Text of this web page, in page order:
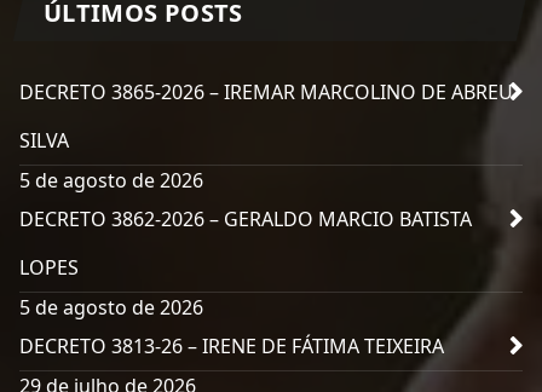
ÚLTIMOS POSTS
DECRETO 3865-2026 – IREMAR MARCOLINO DE ABREU
SILVA
5 de agosto de 2026
DECRETO 3862-2026 – GERALDO MARCIO BATISTA
LOPES
5 de agosto de 2026
DECRETO 3813-26 – IRENE DE FÁTIMA TEIXEIRA
29 de julho de 2026